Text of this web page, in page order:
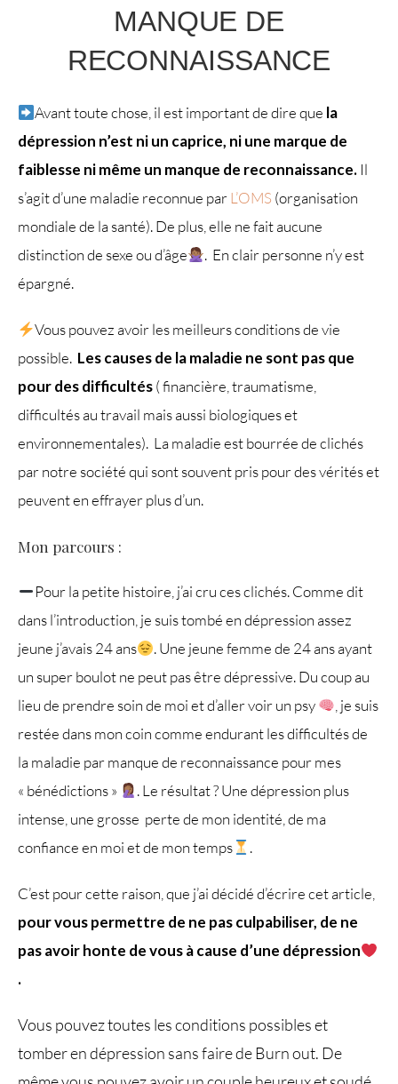
MANQUE DE
RECONNAISSANCE
Avant toute chose, il est important de dire que la
dépression n’est ni un caprice, ni une marque de
faiblesse ni même un manque de reconnaissance. Il
s’agit d’une maladie reconnue parL’OMS (organisation
mondiale de la santé). De plus, elle ne fait aucune
distinction de sexe ou d’âge
. En clair personne n’y est
épargné.
Vous pouvez avoir les meilleurs conditions de vie
possible. Les causes de la maladie ne sont pas que
pour des difficultés( financière, traumatisme,
difficultés au travail mais aussi biologiques et
environnementales). La maladie est bourrée de clichés
par notre société qui sont souvent pris pour des vérités et
peuvent en effrayer plus d’un.
Mon parcours :
Pour la petite histoire, j’ai cru ces clichés. Comme dit
dans l’introduction, je suis tombé en dépression assez
jeune j’avais 24 ans
. Une jeune femme de 24 ans ayant
un super boulot ne peut pas être dépressive. Du coup au
lieu de prendre soin de moi et d’aller voir un psy
, je suis
restée dans mon coin comme endurant les difficultés de
la maladie par manque de reconnaissance pour mes
« bénédictions »
. Le résultat ? Une dépression plus
intense, une grosse perte de mon identité, de ma
confiance en moi et de mon temps
.
C’est pour cette raison, que j’ai décidé d’écrire cet article,
pour vous permettre de ne pas culpabiliser, de ne
pas avoir honte de vous à cause d’une dépression
.
Vous pouvez toutes les conditions possibles et
tomber en dépression sans faire de Burn out. De